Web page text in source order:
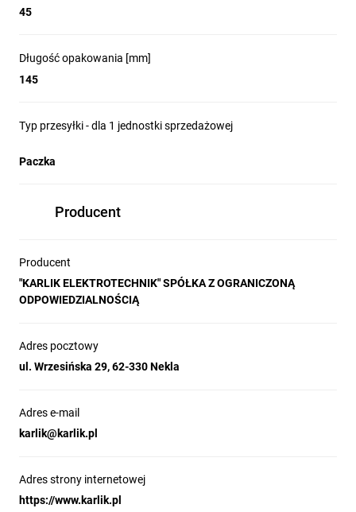
45
Długość opakowania [mm]
145
Typ przesyłki - dla 1 jednostki sprzedażowej
Paczka
Producent
Producent
"KARLIK ELEKTROTECHNIK" SPÓŁKA Z OGRANICZONĄ
ODPOWIEDZIALNOŚCIĄ
Adres pocztowy
ul. Wrzesińska 29, 62-330 Nekla
Adres e-mail
karlik@karlik.pl
Adres strony internetowej
https://www.karlik.pl